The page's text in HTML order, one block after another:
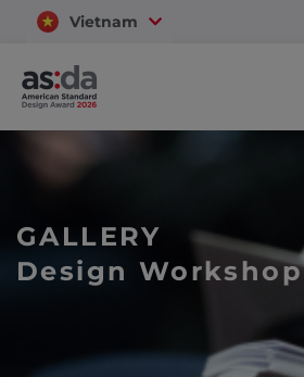
Vietnam
Thailand
GALLERY
Design Workshop